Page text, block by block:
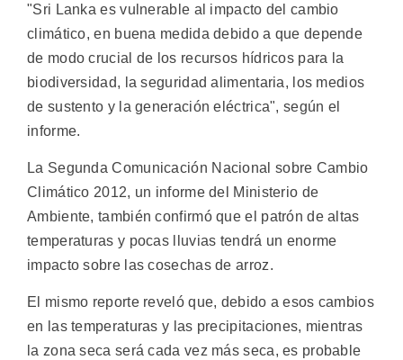
"Sri Lanka es vulnerable al impacto del cambio
climático, en buena medida debido a que depende
de modo crucial de los recursos hídricos para la
biodiversidad, la seguridad alimentaria, los medios
de sustento y la generación eléctrica", según el
informe.
La Segunda Comunicación Nacional sobre Cambio
Climático 2012, un informe del Ministerio de
Ambiente, también confirmó que el patrón de altas
temperaturas y pocas lluvias tendrá un enorme
impacto sobre las cosechas de arroz.
El mismo reporte reveló que, debido a esos cambios
en las temperaturas y las precipitaciones, mientras
la zona seca será cada vez más seca, es probable